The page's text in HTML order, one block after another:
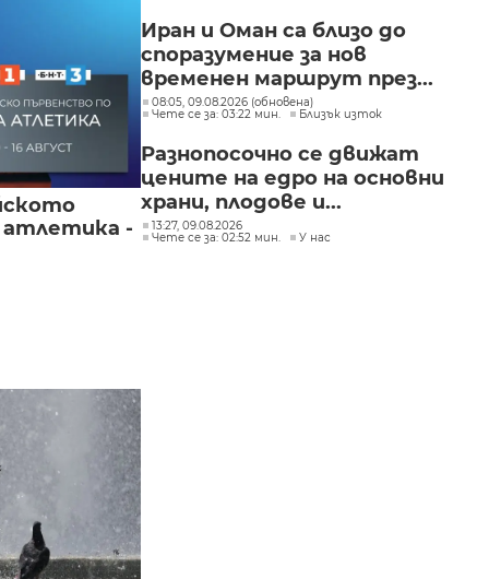
атлетика -
Иран и Оман са близо до
споразумение за нов
временен маршрут през...
08:05, 09.08.2026 (обновена)
Чете се за: 03:22 мин.
Близък изток
Разнопосочно се движат
цените на едро на основни
храни, плодове и...
13:27, 09.08.2026
Чете се за: 02:52 мин.
У нас